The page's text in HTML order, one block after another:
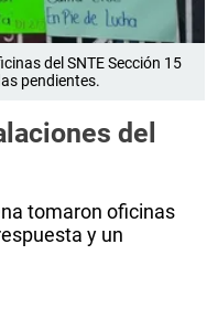
del SNTE Sección 15
pendientes.
del
tomaron oficinas
y un